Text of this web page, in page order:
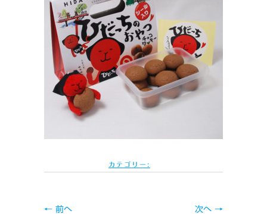
カテゴリー:
← 前へ 次へ →